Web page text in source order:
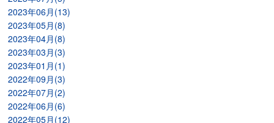
2023年06月(13)
2023年05月(8)
2023年04月(8)
2023年03月(3)
2023年01月(1)
2022年09月(3)
2022年07月(2)
2022年06月(6)
2022年05月(12)